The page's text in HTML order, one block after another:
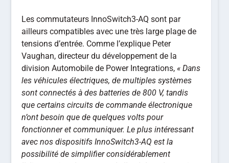
Les commutateurs InnoSwitch3-AQ sont par
ailleurs compatibles avec une très large plage de
tensions d’entrée. Comme l’explique Peter
Vaughan, directeur du développement de la
division Automobile de Power Integrations,« Dans
les véhicules électriques, de multiples systèmes
sont connectés à des batteries de 800 V, tandis
que certains circuits de commande électronique
n’ont besoin que de quelques volts pour
fonctionner et communiquer. Le plus intéressant
avec nos dispositifs InnoSwitch3-AQ est la
possibilité de simplifier considérablement